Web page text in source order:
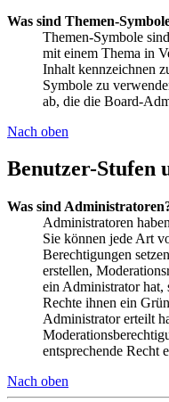
Was sind Themen-
Themen-Symbole
mit einem Thema in
Inhalt kennzeichnen
Symbole zu
ab, die die Board-
Nach oben
Benutzer-Stufen
Was sind
Administratoren
Sie können jede Art
Berechtigungen
erstellen,
ein Administrator hat,
Rechte ihnen ein
Administrator erteilt
entsprechende Recht
Nach oben